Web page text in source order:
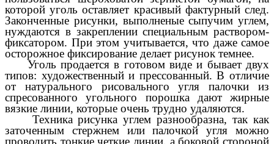
которой уголь оставляет красивый фактурный след.
Законченные рисунки, выполненые сыпучим углем,
нуждаются в закреплении специальным раствором-
фиксатором. При этом учитывается, что даже самое
осторожное фиксирование делает рисунок темнее.
Уголь продается в готовом виде и бывает двух
типов: художественный и прессованный. В отличие
от натурального рисовального угля палочки из
спресованного угольного порошка дают жирные
вязкие линии, которые очень трудно удаляются.
Техника рисунка углем разнообразна, так как
заточенным стержнем или палочкой угля можно
проводить тонкие четкие линии, а боковой стороной